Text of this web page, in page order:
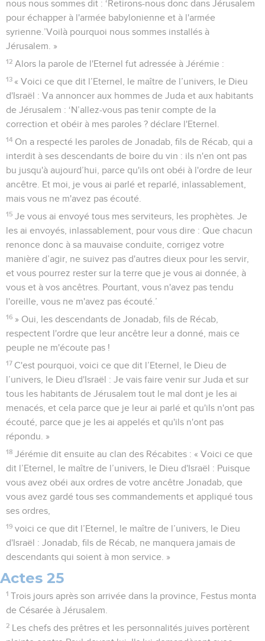
nous nous sommes dit : ‘Retirons-nous donc dans Jérusalem
pour échapper à l'armée babylonienne et à l'armée
syrienne.’Voilà pourquoi nous sommes installés à
Jérusalem. »
12 Alors la parole de l'Eternel fut adressée à Jérémie :
13 « Voici ce que dit l’Eternel, le maître de l’univers, le Dieu
d'Israël : Va annoncer aux hommes de Juda et aux habitants
de Jérusalem : ‘N’allez-vous pas tenir compte de la
correction et obéir à mes paroles ? déclare l'Eternel.
14 On a respecté les paroles de Jonadab, fils de Récab, qui a
interdit à ses descendants de boire du vin : ils n'en ont pas
bu jusqu'à aujourd’hui, parce qu'ils ont obéi à l'ordre de leur
ancêtre. Et moi, je vous ai parlé et reparlé, inlassablement,
mais vous ne m'avez pas écouté.
15 Je vous ai envoyé tous mes serviteurs, les prophètes. Je
les ai envoyés, inlassablement, pour vous dire : Que chacun
renonce donc à sa mauvaise conduite, corrigez votre
manière d’agir, ne suivez pas d'autres dieux pour les servir,
et vous pourrez rester sur la terre que je vous ai donnée, à
vous et à vos ancêtres. Pourtant, vous n'avez pas tendu
l'oreille, vous ne m'avez pas écouté.’
16 » Oui, les descendants de Jonadab, fils de Récab,
respectent l'ordre que leur ancêtre leur a donné, mais ce
peuple ne m'écoute pas !
17 C'est pourquoi, voici ce que dit l’Eternel, le Dieu de
l’univers, le Dieu d'Israël : Je vais faire venir sur Juda et sur
tous les habitants de Jérusalem tout le mal dont je les ai
menacés, et cela parce que je leur ai parlé et qu'ils n'ont pas
écouté, parce que je les ai appelés et qu'ils n'ont pas
répondu. »
18 Jérémie dit ensuite au clan des Récabites : « Voici ce que
dit l’Eternel, le maître de l’univers, le Dieu d'Israël : Puisque
vous avez obéi aux ordres de votre ancêtre Jonadab, que
vous avez gardé tous ses commandements et appliqué tous
ses ordres,
19 voici ce que dit l’Eternel, le maître de l’univers, le Dieu
d'Israël : Jonadab, fils de Récab, ne manquera jamais de
descendants qui soient à mon service. »
Actes 25
1 Trois jours après son arrivée dans la province, Festus monta
de Césarée à Jérusalem.
2 Les chefs des prêtres et les personnalités juives portèrent